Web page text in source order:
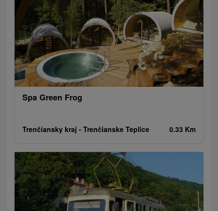
Spa Green Frog
Trenčiansky kraj - Trenčianske Teplice 0.33 Km